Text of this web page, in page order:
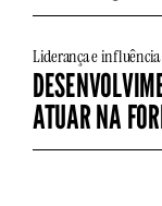
Liderança e
ATUAR NA